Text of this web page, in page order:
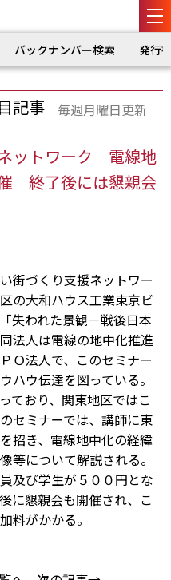
バックナンバー検索 発行
記事 毎週月曜日更新
ットワーク 電線地
終了後には懇親会
街づくり支援ネットワー
の大和ハウス工業東京ビ
失われた景観－戦後日本
法人は電線の地中化推進
Ｏ法人で、このセミナー
ハウ伝達を図っている。
ており、関東地区ではこ
セミナーでは、講師に東
招き、電線地中化の経緯
等について解説される。
及び学生が５００円とな
に懇親会も開催され、こ
料がかかる。